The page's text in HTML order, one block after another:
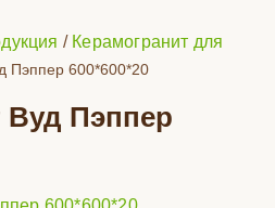
/ Керамогранит для
Пэппер 600*600*20
Вуд Пэппер